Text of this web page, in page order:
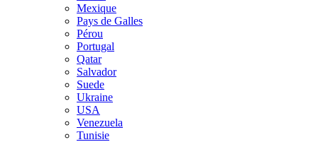
Mexique
Pays de Galles
Pérou
Portugal
Qatar
Salvador
Suede
Ukraine
USA
Venezuela
Tunisie